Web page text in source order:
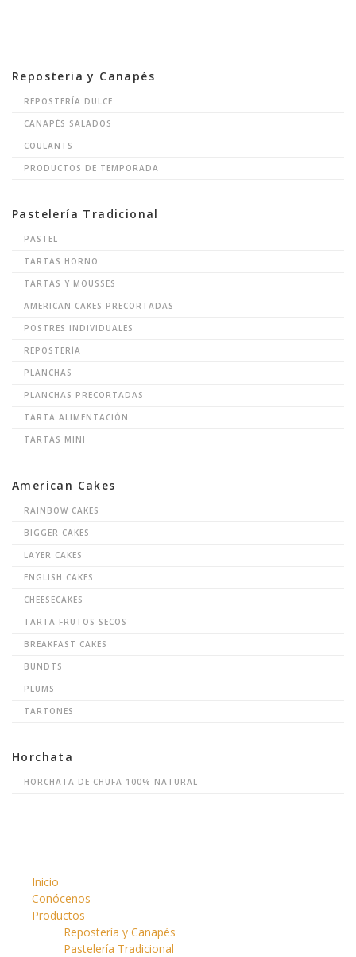
Reposteria y Canapés
REPOSTERÍA DULCE
CANAPÉS SALADOS
COULANTS
PRODUCTOS DE TEMPORADA
Pastelería Tradicional
PASTEL
TARTAS HORNO
TARTAS Y MOUSSES
AMERICAN CAKES PRECORTADAS
POSTRES INDIVIDUALES
REPOSTERÍA
PLANCHAS
PLANCHAS PRECORTADAS
TARTA ALIMENTACIÓN
TARTAS MINI
American Cakes
RAINBOW CAKES
BIGGER CAKES
LAYER CAKES
ENGLISH CAKES
CHEESECAKES
TARTA FRUTOS SECOS
BREAKFAST CAKES
BUNDTS
PLUMS
TARTONES
Horchata
HORCHATA DE CHUFA 100% NATURAL
Inicio
Conócenos
Productos
Repostería y Canapés
Pastelería Tradicional